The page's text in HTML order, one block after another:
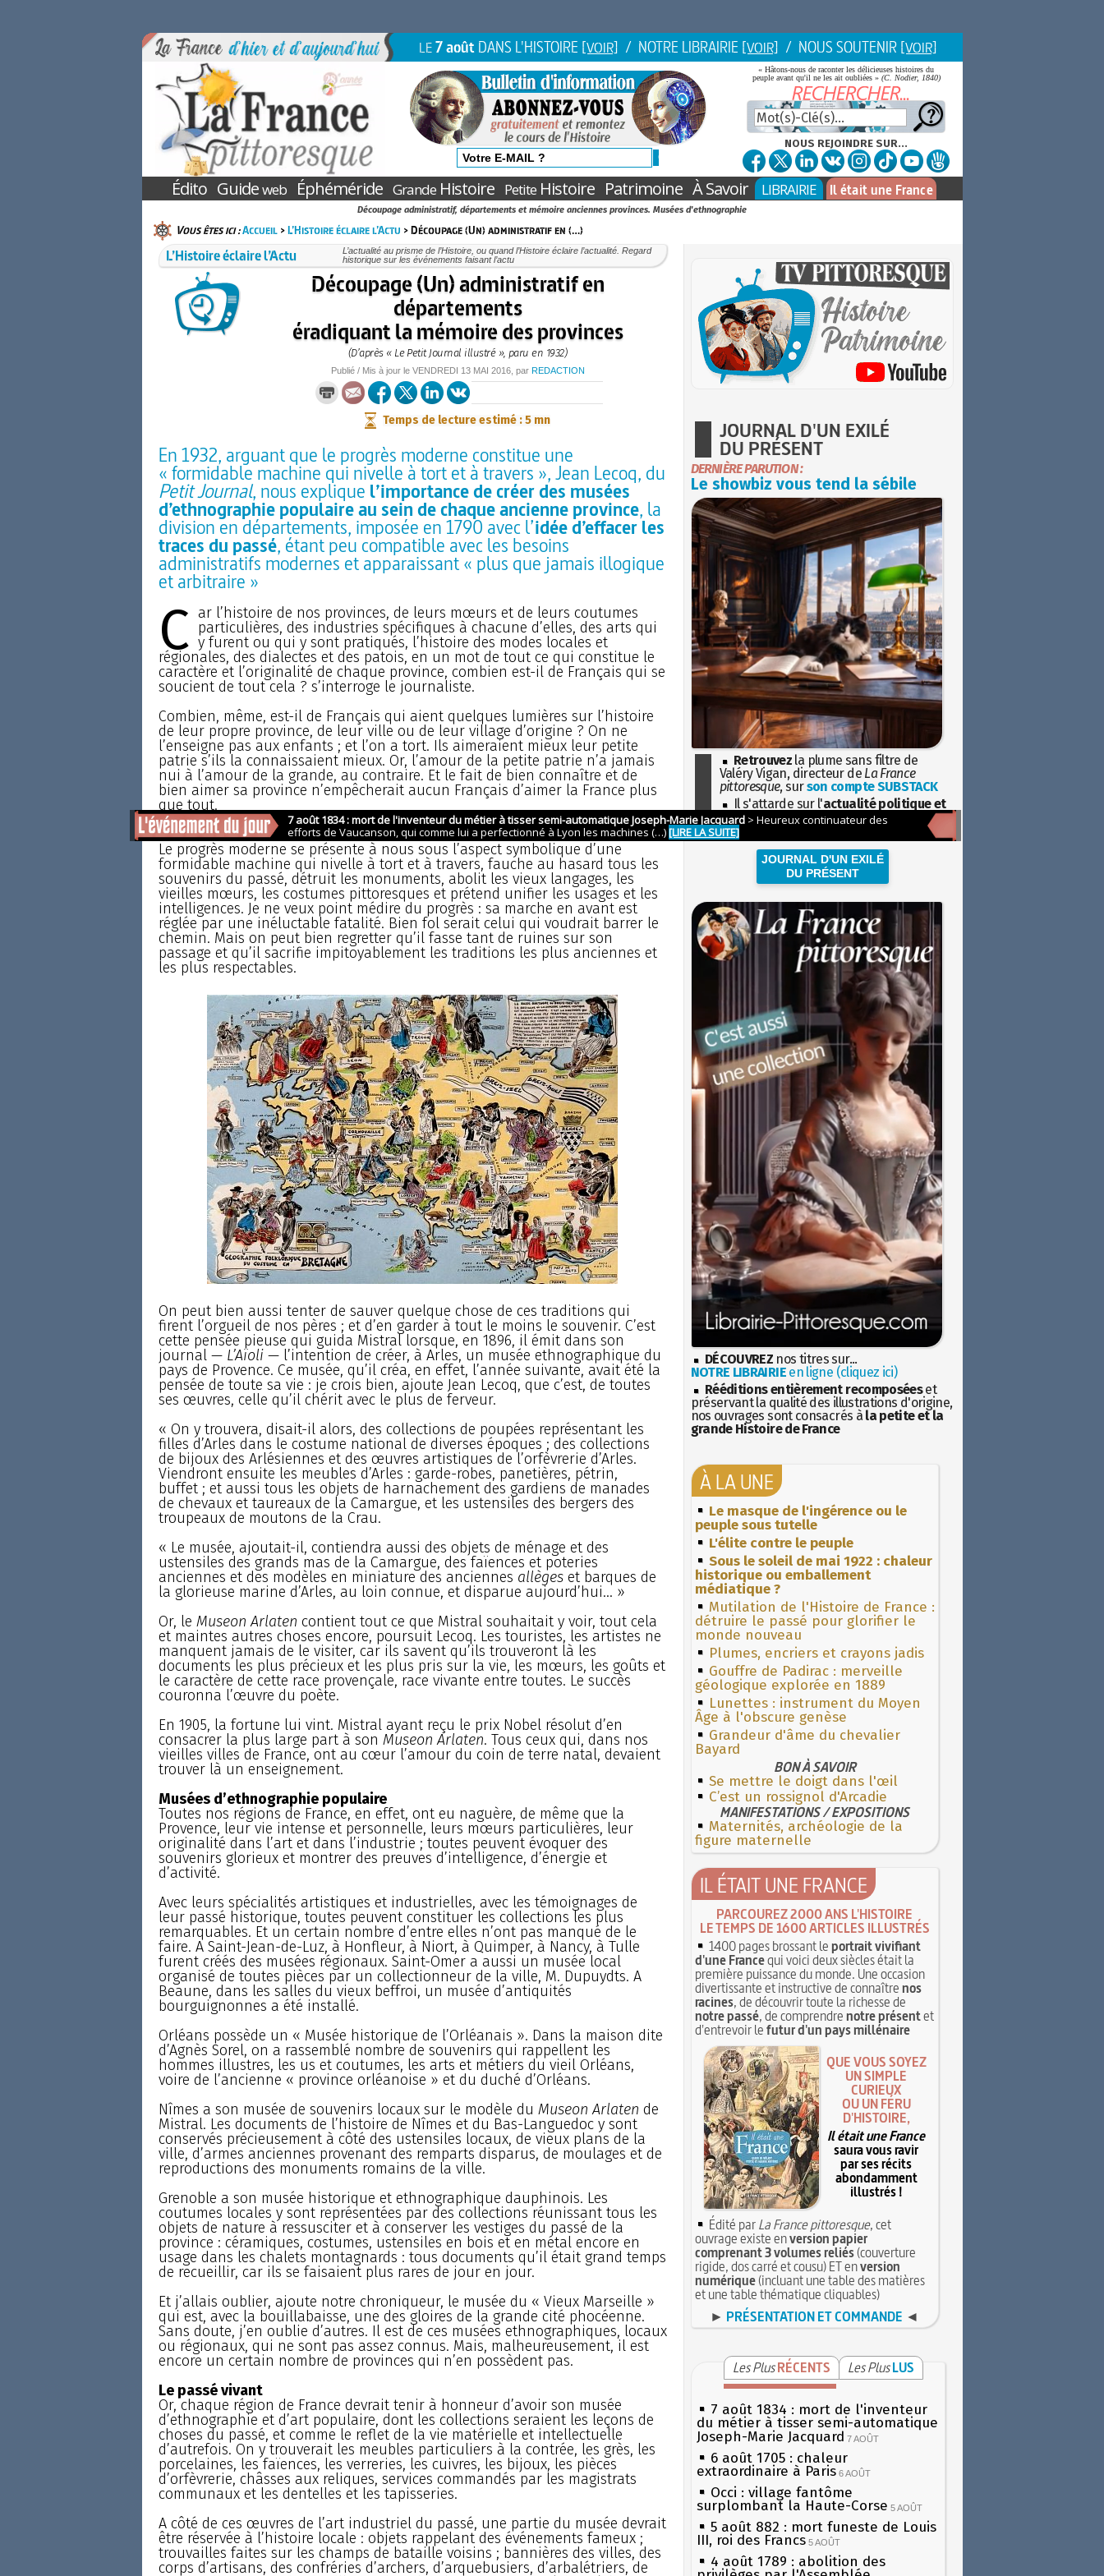
LE7 août DANS L'HISTOIRE [VOIR] / NOTRE LIBRAIRIE [VOIR] / NOUS SOUTENIR [VOIR]
« Hâtons-nous de raconter les délicieuses histoires du
peuple avant qu'il ne les ait oubliées » (C. Nodier, 1840)
NOUS REJOINDRE SUR...
Édito Guideweb Éphéméride GrandeHistoire PetiteHistoire Patrimoine À Savoir LIBRAIRIE Il était une France
Découpage administratif, départements et mémoire anciennes provinces. Musées d'ethnographie
Vous êtes ici :Accueil>L’Histoire éclaire l’Actu > Découpage (Un) administratif en (…)
L’Histoire éclaire l’Actu
L’actualité au prisme de l’Histoire, ou quand l’Histoire éclaire l’actualité. Regard
historique sur les événements faisant l’actu
Découpage (Un) administratif en
départements
éradiquant la mémoire des provinces
(D’après « Le Petit Journal illustré », paru en 1932)
Publié / Mis à jour le VENDREDI 13 MAI 2016, par REDACTION
Temps de lecture estimé : 5 mn
En 1932, arguant que le progrès moderne constitue une
« formidable machine qui nivelle à tort et à travers », Jean Lecoq, du
Petit Journal, nous explique l’importance de créer des musées
d’ethnographie populaire au sein de chaque ancienne province, la
division en départements, imposée en 1790 avec l’idée d’effacer les
traces du passé, étant peu compatible avec les besoins
administratifs modernes et apparaissant « plus que jamais illogique
et arbitraire »
C ar l’histoire de nos provinces, de leurs mœurs et de leurs coutumes
particulières, des industries spécifiques à chacune d’elles, des arts qui
y furent ou qui y sont pratiqués, l’histoire des modes locales et
régionales, des dialectes et des patois, en un mot de tout ce qui constitue le
caractère et l’originalité de chaque province, combien est-il de Français qui se
soucient de tout cela ? s’interroge le journaliste.
Combien, même, est-il de Français qui aient quelques lumières sur l’histoire
de leur propre province, de leur ville ou de leur village d’origine ? On ne
l’enseigne pas aux enfants ; et l’on a tort. Ils aimeraient mieux leur petite
patrie s’ils la connaissaient mieux. Or, l’amour de la petite patrie n’a jamais
nui à l’amour de la grande, au contraire. Et le fait de bien connaître et de
bien aimer sa province n’empêcherait aucun Français d’aimer la France plus
que tout.
L’idée de Mistral
Le progrès moderne se présente à nous sous l’aspect symbolique d’une
formidable machine qui nivelle à tort et à travers, fauche au hasard tous les
souvenirs du passé, détruit les monuments, abolit les vieux langages, les
vieilles mœurs, les costumes pittoresques et prétend unifier les usages et les
intelligences. Je ne veux point médire du progrès : sa marche en avant est
réglée par une inéluctable fatalité. Bien fol serait celui qui voudrait barrer le
chemin. Mais on peut bien regretter qu’il fasse tant de ruines sur son
passage et qu’il sacrifie impitoyablement les traditions les plus anciennes et
les plus respectables.
On peut bien aussi tenter de sauver quelque chose de ces traditions qui
firent l’orgueil de nos pères ; et d’en garder à tout le moins le souvenir. C’est
cette pensée pieuse qui guida Mistral lorsque, en 1896, il émit dans son
journal — L’Aïoli— l’intention de créer, à Arles, un musée ethnographique du
pays de Provence. Ce musée, qu’il créa, en effet, l’année suivante, avait été la
pensée de toute sa vie : je crois bien, ajoute Jean Lecoq, que c’est, de toutes
ses œuvres, celle qu’il chérit avec le plus de ferveur.
« On y trouvera, disait-il alors, des collections de poupées représentant les
filles d’Arles dans le costume national de diverses époques ; des collections
de bijoux des Arlésiennes et des œuvres artistiques de l’orfèvrerie d’Arles.
Viendront ensuite les meubles d’Arles : garde-robes, panetières, pétrin,
buffet ; et aussi tous les objets de harnachement des gardiens de manades
de chevaux et taureaux de la Camargue, et les ustensiles des bergers des
troupeaux de moutons de la Crau.
« Le musée, ajoutait-il, contiendra aussi des objets de ménage et des
ustensiles des grands mas de la Camargue, des faïences et poteries
anciennes et des modèles en miniature des anciennes allègeset barques de
la glorieuse marine d’Arles, au loin connue, et disparue aujourd’hui... »
Or, le Museon Arlaten contient tout ce que Mistral souhaitait y voir, tout cela
et maintes autres choses encore, poursuit Lecoq. Les touristes, les artistes ne
manquent jamais de le visiter, car ils savent qu’ils trouveront là les
documents les plus précieux et les plus pris sur la vie, les mœurs, les goûts et
le caractère de cette race provençale, race vivante entre toutes. Le succès
couronna l’œuvre du poète.
En 1905, la fortune lui vint. Mistral ayant reçu le prix Nobel résolut d’en
consacrer la plus large part à son Museon Arlaten. Tous ceux qui, dans nos
vieilles villes de France, ont au cœur l’amour du coin de terre natal, devaient
trouver là un enseignement.
Musées d’ethnographie populaire
Toutes nos régions de France, en effet, ont eu naguère, de même que la
Provence, leur vie intense et personnelle, leurs mœurs particulières, leur
originalité dans l’art et dans l’industrie ; toutes peuvent évoquer des
souvenirs glorieux et montrer des preuves d’intelligence, d’énergie et
d’activité.
Avec leurs spécialités artistiques et industrielles, avec les témoignages de
leur passé historique, toutes peuvent constituer les collections les plus
remarquables. Et un certain nombre d’entre elles n’ont pas manqué de le
faire. A Saint-Jean-de-Luz, à Honfleur, à Niort, à Quimper, à Nancy, à Tulle
furent créés des musées régionaux. Saint-Omer a aussi un musée local
organisé de toutes pièces par un collectionneur de la ville, M. Dupuydts. A
Beaune, dans les salles du vieux beffroi, un musée d’antiquités
bourguignonnes a été installé.
Orléans possède un « Musée historique de l’Orléanais ». Dans la maison dite
d’Agnès Sorel, on a rassemblé nombre de souvenirs qui rappellent les
hommes illustres, les us et coutumes, les arts et métiers du vieil Orléans,
voire de l’ancienne « province orléanoise » et du duché d’Orléans.
Nîmes a son musée de souvenirs locaux sur le modèle du Museon Arlaten de
Mistral. Les documents de l’histoire de Nîmes et du Bas-Languedoc y sont
conservés précieusement à côté des ustensiles locaux, de vieux plans de la
ville, d’armes anciennes provenant des remparts disparus, de moulages et de
reproductions des monuments romains de la ville.
Grenoble a son musée historique et ethnographique dauphinois. Les
coutumes locales y sont représentées par des collections réunissant tous les
objets de nature à ressusciter et à conserver les vestiges du passé de la
province : céramiques, costumes, ustensiles en bois et en métal encore en
usage dans les chalets montagnards : tous documents qu’il était grand temps
de recueillir, car ils se faisaient plus rares de jour en jour.
Et j’allais oublier, ajoute notre chroniqueur, le musée du « Vieux Marseille »
qui est, avec la bouillabaisse, une des gloires de la grande cité phocéenne.
Sans doute, j’en oublie d’autres. Il est de ces musées ethnographiques, locaux
ou régionaux, qui ne sont pas assez connus. Mais, malheureusement, il est
encore un certain nombre de provinces qui n’en possèdent pas.
Le passé vivant
Or, chaque région de France devrait tenir à honneur d’avoir son musée
d’ethnographie et d’art populaire, dont les collections seraient les leçons de
choses du passé, et comme le reflet de la vie matérielle et intellectuelle
d’autrefois. On y trouverait les meubles particuliers à la contrée, les grès, les
porcelaines, les faïences, les verreries, les cuivres, les bijoux, les pièces
d’orfèvrerie, châsses aux reliques, services commandés par les magistrats
communaux et les dentelles et les tapisseries.
A côté de ces œuvres de l’art industriel du passé, une partie du musée devrait
être réservée à l’histoire locale : objets rappelant des événements fameux ;
trouvailles faites sur les champs de bataille voisins ; bannières des villes, des
corps d’artisans, des confréries d’archers, d’arquebusiers, d’arbalétriers, de
JOURNAL D'UN EXILÉ
DU PRÉSENT
DERNIÈRE PARUTION :
Le showbiz vous tend la sébile
Retrouvez la plume sans filtre de
Valéry Vigan, directeur de La France
pittoresque, surson compte SUBSTACK
Il s'attarde sur l'actualité politique et
sociétaleavec la hauteur de vue de
l'Histoire
JOURNAL D'UN EXILÉ
DU PRÉSENT
DÉCOUVREZ nos titres sur...
NOTRE LIBRAIRIEen ligne (cliquez ici)
Rééditions entièrement recomposéeset
préservant la qualité des illustrations d'origine,
nos ouvrages sont consacrés à la petite et la
grande Histoire de France
À LA UNE
Le masque de l'ingérence ou le
peuple sous tutelle
L'élite contre le peuple
Sous le soleil de mai 1922 : chaleur
historique ou emballement
médiatique ?
Mutilation de l'Histoire de France :
détruire le passé pour glorifier le
monde nouveau
Plumes, encriers et crayons jadis
Gouffre de Padirac : merveille
géologique explorée en 1889
Lunettes : instrument du Moyen
Âge à l'obscure genèse
Grandeur d'âme du chevalier
Bayard
BON À SAVOIR
Se mettre le doigt dans l'œil
C’est un rossignol d'Arcadie
MANIFESTATIONS / EXPOSITIONS
Maternités, archéologie de la
figure maternelle
IL ÉTAIT UNE FRANCE
PARCOUREZ 2000 ANS L'HISTOIRE
LE TEMPS DE 1600 ARTICLES ILLUSTRÉS
1400 pages brossant leportrait vivifiant
d'une Francequi voici deux siècles était la
première puissance du monde. Une occasion
divertissante et instructive de connaîtrenos
racines, de découvrir toute la richesse de
notre passé, de comprendrenotre présentet
d'entrevoir lefutur d'un pays millénaire
QUE VOUS SOYEZ
UN SIMPLE
CURIEUX
OU UN FÉRU
D'HISTOIRE,
Il était une France
saura vous ravir
par ses récits
abondamment
illustrés !
Édité parLa France pittoresque, cet
ouvrage existe enversion papier
comprenant 3 volumes reliés(couverture
rigide, dos carré et cousu) ET enversion
numérique(incluant une table des matières
et une table thématique cliquables)
► PRÉSENTATION ET COMMANDE ◄
Les Plus RÉCENTS Les Plus LUS
7 août 1834 : mort de l'inventeur
du métier à tisser semi-automatique
Joseph-Marie Jacquard 7 AOÛT
6 août 1705 : chaleur
extraordinaire à Paris 6 AOÛT
Occi : village fantôme
surplombant la Haute-Corse 5 AOÛT
5 août 882 : mort funeste de Louis
III, roi des Francs 5 AOÛT
4 août 1789 : abolition des